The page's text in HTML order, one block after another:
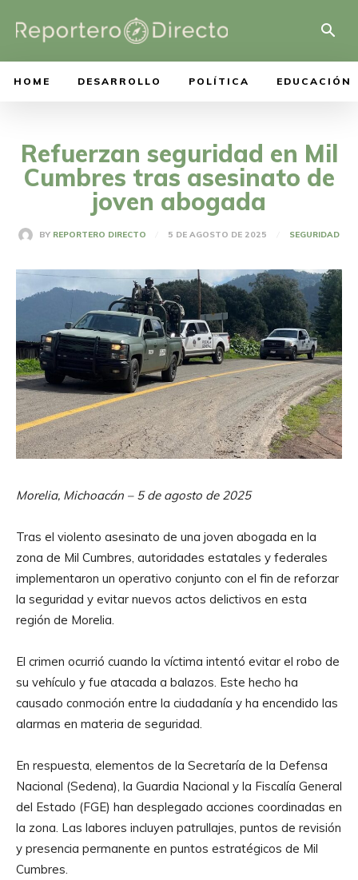
HOME DESARROLLO POLÍTICA EDUCACIÓN
Refuerzan seguridad en Mil
Cumbres tras asesinato de
joven abogada
BY REPORTERO DIRECTO 5 DE AGOSTO DE 2025 SEGURIDAD
Morelia, Michoacán – 5 de agosto de 2025
Tras el violento asesinato de una joven abogada en la
zona de Mil Cumbres, autoridades estatales y federales
implementaron un operativo conjunto con el fin de reforzar
la seguridad y evitar nuevos actos delictivos en esta
región de Morelia.
El crimen ocurrió cuando la víctima intentó evitar el robo de
su vehículo y fue atacada a balazos. Este hecho ha
causado conmoción entre la ciudadanía y ha encendido las
alarmas en materia de seguridad.
En respuesta, elementos de la Secretaría de la Defensa
Nacional (Sedena), la Guardia Nacional y la Fiscalía General
del Estado (FGE) han desplegado acciones coordinadas en
la zona. Las labores incluyen patrullajes, puntos de revisión
y presencia permanente en puntos estratégicos de Mil
Cumbres.